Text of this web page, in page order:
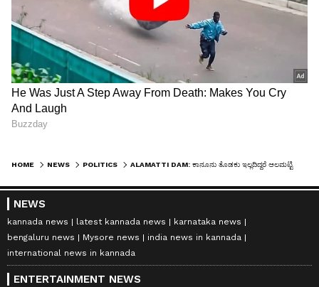
HOME NEWS POLITICS
NEWS
kannada news latest kannada news
karnataka news
bengaluru news
Mysore news
india news in kannada
international news in kannada
ENTERTAINMENT NEWS